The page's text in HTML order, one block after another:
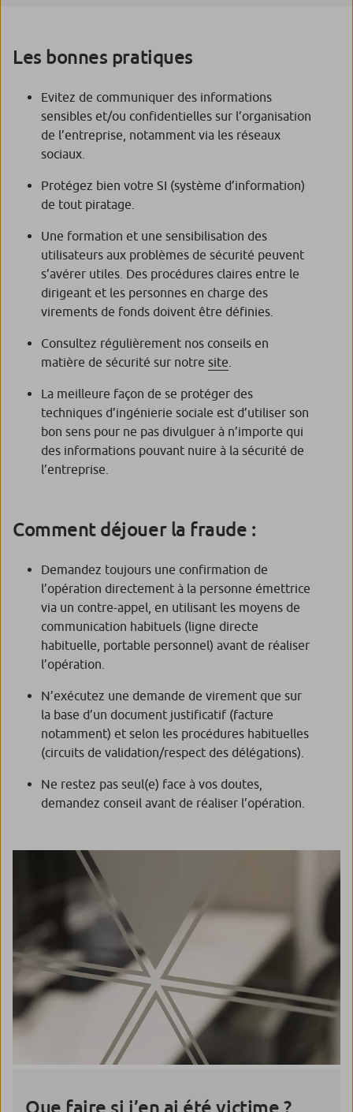
Les bonnes pratiques
Evitez de communiquer des informations
sensibles et/ou confidentielles sur l’organisation
de l’entreprise, notamment via les réseaux
sociaux.
Protégez bien votre SI (système d’information)
de tout piratage.
Une formation et une sensibilisation des
utilisateurs aux problèmes de sécurité peuvent
s’avérer utiles. Des procédures claires entre le
dirigeant et les personnes en charge des
virements de fonds doivent être définies.
Consultez régulièrement nos conseils en
matière de sécurité sur notre site
La meilleure façon de se protéger des
techniques d’ingénierie sociale est d’utiliser son
bon sens pour ne pas divulguer à n’importe qui
des informations pouvant nuire à la sécurité de
l’entreprise.
Comment déjouer la fraude :
Demandez toujours une confirmation de
l’opération directement à la personne émettrice
via un contre-appel, en utilisant les moyens de
communication habituels (ligne directe
habituelle, portable personnel) avant de réaliser
l’opération.
N’exécutez une demande de virement que sur
la base d’un document justificatif (facture
notamment) et selon les procédures habituelles
(circuits de validation/respect des délégations).
Ne restez pas seul(e) face à vos doutes,
demandez conseil avant de réaliser l’opération.
Que faire si j’en ai été victime ?